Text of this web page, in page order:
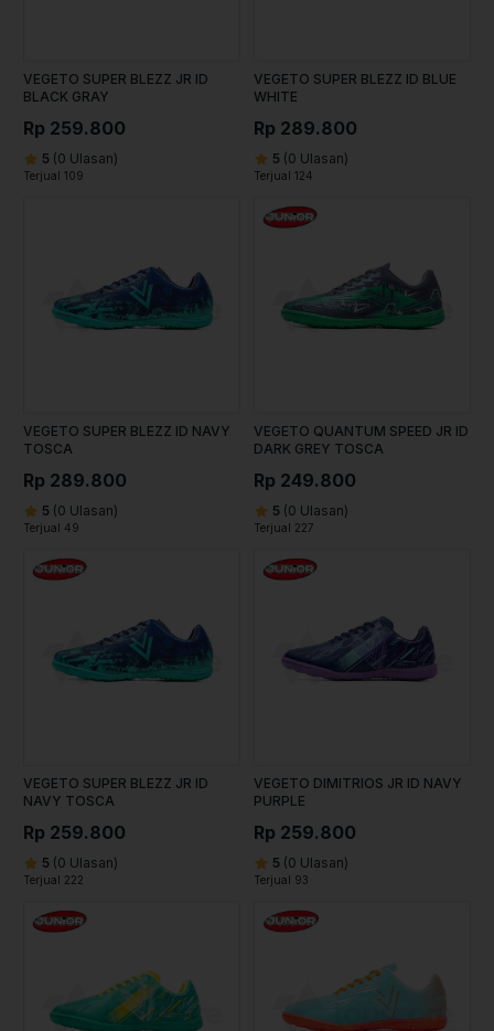
VEGETO SUPER BLEZZ JR ID
BLACK GRAY
Rp 259.800
5 (0 Ulasan)
Terjual 109
VEGETO SUPER BLEZZ ID BLUE
WHITE
Rp 289.800
5 (0 Ulasan)
Terjual 124
VEGETO SUPER BLEZZ ID NAVY
TOSCA
Rp 289.800
5 (0 Ulasan)
Terjual 49
VEGETO QUANTUM SPEED JR ID
DARK GREY TOSCA
Rp 249.800
5 (0 Ulasan)
Terjual 227
VEGETO SUPER BLEZZ JR ID
NAVY TOSCA
Rp 259.800
5 (0 Ulasan)
Terjual 222
VEGETO DIMITRIOS JR ID NAVY
PURPLE
Rp 259.800
5 (0 Ulasan)
Terjual 93